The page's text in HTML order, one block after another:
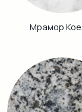
Аврора